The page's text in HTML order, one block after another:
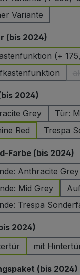
Variante
(bis 2024)
(+
2024)auswählen
Grey
Tür:
Red
Trespa
Farbe (bis 2024)
Anthracite Grey
Mid Grey
Trespa
2024)auswählen
mit
(bis 2024)